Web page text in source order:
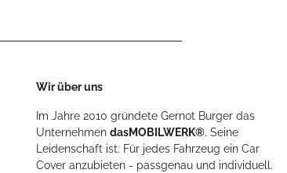
Wir über uns
Im Jahre 2010 gründete Gernot Burger das
Unternehmen dasMOBILWERK®. Seine
Leidenschaft ist: Für jedes Fahrzeug ein Car
Cover anzubieten - passgenau und individuell.